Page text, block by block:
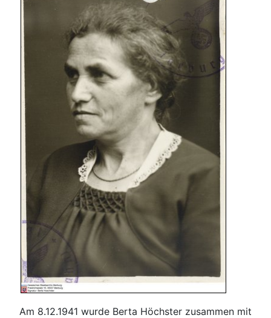
Am 8.12.1941 wurde Berta Höchster zusammen mit